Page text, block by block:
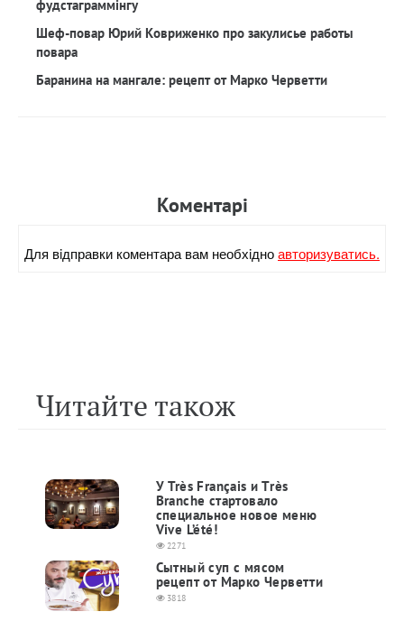
фудстаграммінгу
Шеф-повар Юрий Ковриженко про закулисье работы
повара
Баранина на мангале: рецепт от Марко Черветти
Коментарi
Для вiдправки коментара вам необхiдноавторизуватись.
Читайте також
У Très Français и Тrès
Branche стартовало
специальное новое меню
Vive L’été!
2271
Сытный суп с мясом
рецепт от Марко Черветти
3818